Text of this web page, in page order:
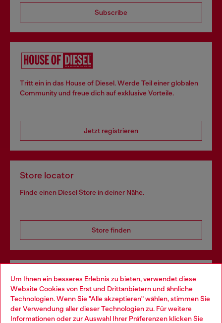
Um Ihnen ein besseres Erlebnis zu bieten, verwendet diese
Website Cookies von Erst und Drittanbietern und ähnliche
Technologien. Wenn Sie "Alle akzeptieren" wählen, stimmen Sie
der Verwendung aller dieser Technologien zu. Für weitere
Informationen oder zur Auswahl Ihrer Präferenzen klicken Sie
Subscribe
Tritt ein in das House of Diesel. Werde Teil einer globalen
Community und freue dich auf exklusive Vorteile.
Jetzt registrieren
Store locator
Finde einen Diesel Store in deiner Nähe.
Store finden
Omnichannel-Services
Entdecke unser gesamtes Service-Angebot, online und
im Store.
Choose your location